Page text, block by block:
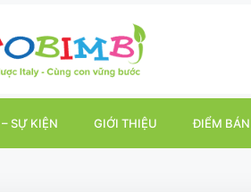
SỰ KIỆN GIỚI THIỆU ĐIỂM BÁN